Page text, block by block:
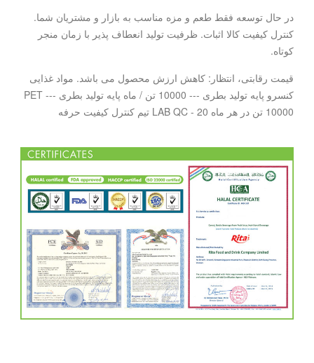
در حال توسعه فقط طعم و مزه مناسب به بازار و مشتریان شما.
کنترل کیفیت کالا اثبات. ظرفیت تولید انعطاف پذیر با زمان منجر
کوتاه.
قیمت رقابتی، انتظار: کاهش ارزش محصول می باشد. مواد غذایی
کنسرو پایه تولید بطری --- 10000 تن / ماه پایه تولید بطری PET ---
10000 تن در هر ماه LAB QC - 20 تیم کنترل کیفیت حرفه